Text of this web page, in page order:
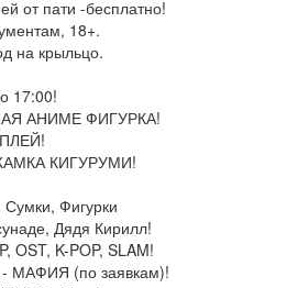
от пати -бесплатно!
18+.
на крыльцо.
17:00!
АНИМЕ ФИГУРКА!
КИГУРУМИ!
Фигурки
Дядя Кирилл!
OST, K-POP, SLAM!
МАФИЯ (по заявкам)!